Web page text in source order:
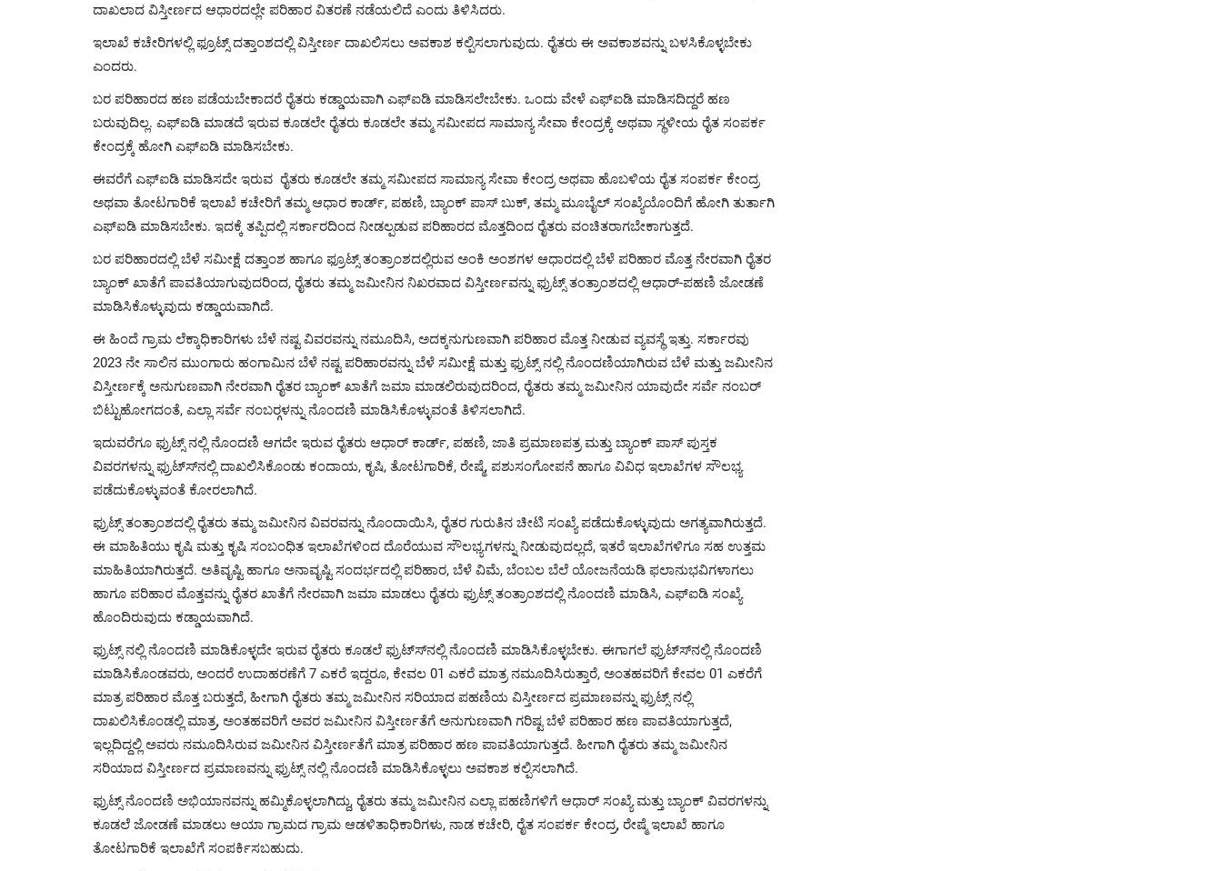
ದಾಖಲಾದ ವಿಸ್ತೀರ್ಣದ ಆಧಾರದಲ್ಲೇ ಪರಿಹಾರ ವಿತರಣೆ ನಡೆಯಲಿದೆ ಎಂದು ತಿಳಿಸಿದರು.
ಇಲಾಖೆ ಕಚೇರಿಗಳಲ್ಲಿ ಫ್ರೂಟ್ಸ್‌ ದತ್ತಾಂಶದಲ್ಲಿ ವಿಸ್ತೀರ್ಣ ದಾಖಲಿಸಲು ಅವಕಾಶ ಕಲ್ಪಿಸಲಾಗುವುದು. ರೈತರು ಈ ಅವಕಾಶವನ್ನು ಬಳಸಿಕೊಳ್ಳಬೇಕು
ಎಂದರು.
ಬರ ಪರಿಹಾರದ ಹಣ ಪಡೆಯಬೇಕಾದರೆ ರೈತರು ಕಡ್ಡಾಯವಾಗಿ ಎಫ್‌ಐಡಿ ಮಾಡಿಸಲೇಬೇಕು. ಒಂದು ವೇಳೆ ಎಫ್‌ಐಡಿ ಮಾಡಿಸದಿದ್ದರೆ ಹಣ
ಬರುವುದಿಲ್ಲ. ಎಫ್‌ಐಡಿ ಮಾಡದೆ ಇರುವ ಕೂಡಲೇ ರೈತರು ಕೂಡಲೇ ತಮ್ಮ ಸಮೀಪದ ಸಾಮಾನ್ಯ ಸೇವಾ ಕೇಂದ್ರಕ್ಕೆ ಅಥವಾ ಸ್ಥಳೀಯ ರೈತ ಸಂಪರ್ಕ
ಕೇಂದ್ರಕ್ಕೆ ಹೋಗಿ ಎಫ್‌ಐಡಿ ಮಾಡಿಸಬೇಕು.
ಈವರೆಗೆ ಎಫ್‌ಐಡಿ ಮಾಡಿಸದೇ ಇರುವ ರೈತರು ಕೂಡಲೇ ತಮ್ಮ ಸಮೀಪದ ಸಾಮಾನ್ಯ ಸೇವಾ ಕೇಂದ್ರ ಅಥವಾ ಹೊಬಳಿಯ ರೈತ ಸಂಪರ್ಕ ಕೇಂದ್ರ
ಅಥವಾ ತೋಟಗಾರಿಕೆ ಇಲಾಖೆ ಕಚೇರಿಗೆ ತಮ್ಮ ಆಧಾರ ಕಾರ್ಡ್​, ಪಹಣಿ, ಬ್ಯಾಂಕ್ ಪಾಸ್ ಬುಕ್, ತಮ್ಮ ಮೂಬೈಲ್ ಸಂಖ್ಯೆಯೊಂದಿಗೆ ಹೋಗಿ ತುರ್ತಾಗಿ
ಎಫ್‌ಐಡಿ ಮಾಡಿಸಬೇಕು. ಇದಕ್ಕೆ ತಪ್ಪಿದಲ್ಲಿ ಸರ್ಕಾರದಿಂದ ನೀಡಲ್ಪಡುವ ಪರಿಹಾರದ ಮೊತ್ತದಿಂದ ರೈತರು ವಂಚಿತರಾಗಬೇಕಾಗುತ್ತದೆ.
ಬರ ಪರಿಹಾರದಲ್ಲಿ ಬೆಳೆ ಸಮೀಕ್ಷೆ ದತ್ತಾಂಶ ಹಾಗೂ ಫ್ರೂಟ್ಸ್ ತಂತ್ರಾಂಶದಲ್ಲಿರುವ ಅಂಕಿ ಅಂಶಗಳ ಆಧಾರದಲ್ಲಿ ಬೆಳೆ ಪರಿಹಾರ ಮೊತ್ತ ನೇರವಾಗಿ ರೈತರ
ಬ್ಯಾಂಕ್ ಖಾತೆಗೆ ಪಾವತಿಯಾಗುವುದರಿಂದ, ರೈತರು ತಮ್ಮ ಜಮೀನಿನ ನಿಖರವಾದ ವಿಸ್ತೀರ್ಣವನ್ನು ಫ್ರುಟ್ಸ್ ತಂತ್ರಾಂಶದಲ್ಲಿ ಆಧಾರ್-ಪಹಣಿ ಜೋಡಣೆ
ಮಾಡಿಸಿಕೊಳ್ಳುವುದು ಕಡ್ಡಾಯವಾಗಿದೆ.
ಈ ಹಿಂದೆ ಗ್ರಾಮ ಲೆಕ್ಕಾಧಿಕಾರಿಗಳು ಬೆಳೆ ನಷ್ಟ ವಿವರವನ್ನು ನಮೂದಿಸಿ, ಅದಕ್ಕನುಗುಣವಾಗಿ ಪರಿಹಾರ ಮೊತ್ತ ನೀಡುವ ವ್ಯವಸ್ಥೆ ಇತ್ತು. ಸರ್ಕಾರವು
2023 ನೇ ಸಾಲಿನ ಮುಂಗಾರು ಹಂಗಾಮಿನ ಬೆಳೆ ನಷ್ಟ ಪರಿಹಾರವನ್ನು ಬೆಳೆ ಸಮೀಕ್ಷೆ ಮತ್ತು ಫ್ರುಟ್ಸ್ ನಲ್ಲಿ ನೊಂದಣಿಯಾಗಿರುವ ಬೆಳೆ ಮತ್ತು ಜಮೀನಿನ
ವಿಸ್ತೀರ್ಣಕ್ಕೆ ಅನುಗುಣವಾಗಿ ನೇರವಾಗಿ ರೈತರ ಬ್ಯಾಂಕ್ ಖಾತೆಗೆ ಜಮಾ ಮಾಡಲಿರುವುದರಿಂದ, ರೈತರು ತಮ್ಮ ಜಮೀನಿನ ಯಾವುದೇ ಸರ್ವೆ ನಂಬರ್
ಬಿಟ್ಟುಹೋಗದಂತೆ, ಎಲ್ಲಾ ಸರ್ವೆ ನಂಬರ್‍ಗಳನ್ನು ನೊಂದಣಿ ಮಾಡಿಸಿಕೊಳ್ಳುವಂತೆ ತಿಳಿಸಲಾಗಿದೆ.
ಇದುವರೆಗೂ ಫ್ರುಟ್ಸ್ ನಲ್ಲಿ ನೊಂದಣಿ ಆಗದೇ ಇರುವ ರೈತರು ಆಧಾರ್ ಕಾರ್ಡ್, ಪಹಣಿ, ಜಾತಿ ಪ್ರಮಾಣಪತ್ರ ಮತ್ತು ಬ್ಯಾಂಕ್ ಪಾಸ್ ಪುಸ್ತಕ
ವಿವರಗಳನ್ನು ಫ್ರುಟ್ಸ್‍ನಲ್ಲಿ ದಾಖಲಿಸಿಕೊಂಡು ಕಂದಾಯ, ಕೃಷಿ, ತೋಟಗಾರಿಕೆ, ರೇಷ್ಮೆ, ಪಶುಸಂಗೋಪನೆ ಹಾಗೂ ವಿವಿಧ ಇಲಾಖೆಗಳ ಸೌಲಭ್ಯ
ಪಡೆದುಕೊಳ್ಳುವಂತೆ ಕೋರಲಾಗಿದೆ.
ಫ್ರುಟ್ಸ್ ತಂತ್ರಾಂಶದಲ್ಲಿ ರೈತರು ತಮ್ಮ ಜಮೀನಿನ ವಿವರವನ್ನು ನೊಂದಾಯಿಸಿ, ರೈತರ ಗುರುತಿನ ಚೀಟಿ ಸಂಖ್ಯೆ ಪಡೆದುಕೊಳ್ಳುವುದು ಅಗತ್ಯವಾಗಿರುತ್ತದೆ.
ಈ ಮಾಹಿತಿಯು ಕೃಷಿ ಮತ್ತು ಕೃಷಿ ಸಂಬಂಧಿತ ಇಲಾಖೆಗಳಿಂದ ದೊರೆಯುವ ಸೌಲಭ್ಯಗಳನ್ನು ನೀಡುವುದಲ್ಲದೆ, ಇತರೆ ಇಲಾಖೆಗಳಿಗೂ ಸಹ ಉತ್ತಮ
ಮಾಹಿತಿಯಾಗಿರುತ್ತದೆ. ಅತಿವೃಷ್ಟಿ ಹಾಗೂ ಅನಾವೃಷ್ಟಿ ಸಂದರ್ಭದಲ್ಲಿ ಪರಿಹಾರ, ಬೆಳೆ ವಿಮೆ, ಬೆಂಬಲ ಬೆಲೆ ಯೋಜನೆಯಡಿ ಫಲಾನುಭವಿಗಳಾಗಲು
ಹಾಗೂ ಪರಿಹಾರ ಮೊತ್ತವನ್ನು ರೈತರ ಖಾತೆಗೆ ನೇರವಾಗಿ ಜಮಾ ಮಾಡಲು ರೈತರು ಫ್ರುಟ್ಸ್ ತಂತ್ರಾಂಶದಲ್ಲಿ ನೊಂದಣಿ ಮಾಡಿಸಿ, ಎಫ್‍ಐಡಿ ಸಂಖ್ಯೆ
ಹೊಂದಿರುವುದು ಕಡ್ಡಾಯವಾಗಿದೆ.
ಫ್ರುಟ್ಸ್ ನಲ್ಲಿ ನೊಂದಣಿ ಮಾಡಿಕೊಳ್ಳದೇ ಇರುವ ರೈತರು ಕೂಡಲೆ ಫ್ರುಟ್ಸ್‍ನಲ್ಲಿ ನೊಂದಣಿ ಮಾಡಿಸಿಕೊಳ್ಳಬೇಕು. ಈಗಾಗಲೆ ಫ್ರುಟ್ಸ್‍ನಲ್ಲಿ ನೊಂದಣಿ
ಮಾಡಿಸಿಕೊಂಡವರು, ಅಂದರೆ ಉದಾಹರಣೆಗೆ 7 ಎಕರೆ ಇದ್ದರೂ, ಕೇವಲ 01 ಎಕರೆ ಮಾತ್ರ ನಮೂದಿಸಿರುತ್ತಾರೆ, ಅಂತಹವರಿಗೆ ಕೇವಲ 01 ಎಕರೆಗೆ
ಮಾತ್ರ ಪರಿಹಾರ ಮೊತ್ತ ಬರುತ್ತದೆ, ಹೀಗಾಗಿ ರೈತರು ತಮ್ಮ ಜಮೀನಿನ ಸರಿಯಾದ ಪಹಣಿಯ ವಿಸ್ತೀರ್ಣದ ಪ್ರಮಾಣವನ್ನು ಫ್ರುಟ್ಸ್ ನಲ್ಲಿ
ದಾಖಲಿಸಿಕೊಂಡಲ್ಲಿ ಮಾತ್ರ, ಅಂತಹವರಿಗೆ ಅವರ ಜಮೀನಿನ ವಿಸ್ತೀರ್ಣತೆಗೆ ಅನುಗುಣವಾಗಿ ಗರಿಷ್ಟ ಬೆಳೆ ಪರಿಹಾರ ಹಣ ಪಾವತಿಯಾಗುತ್ತದೆ,
ಇಲ್ಲದಿದ್ದಲ್ಲಿ ಅವರು ನಮೂದಿಸಿರುವ ಜಮೀನಿನ ವಿಸ್ತೀರ್ಣತೆಗೆ ಮಾತ್ರ ಪರಿಹಾರ ಹಣ ಪಾವತಿಯಾಗುತ್ತದೆ. ಹೀಗಾಗಿ ರೈತರು ತಮ್ಮ ಜಮೀನಿನ
ಸರಿಯಾದ ವಿಸ್ತೀರ್ಣದ ಪ್ರಮಾಣವನ್ನು ಫ್ರುಟ್ಸ್ ನಲ್ಲಿ ನೊಂದಣಿ ಮಾಡಿಸಿಕೊಳ್ಳಲು ಅವಕಾಶ ಕಲ್ಪಿಸಲಾಗಿದೆ.
ಫ್ರುಟ್ಸ್ ನೊಂದಣಿ ಅಭಿಯಾನವನ್ನು ಹಮ್ಮಿಕೊಳ್ಳಲಾಗಿದ್ದು, ರೈತರು ತಮ್ಮ ಜಮೀನಿನ ಎಲ್ಲಾ ಪಹಣಿಗಳಿಗೆ ಆಧಾರ್ ಸಂಖ್ಯೆ ಮತ್ತು ಬ್ಯಾಂಕ್ ವಿವರಗಳನ್ನು
ಕೂಡಲೆ ಜೋಡಣೆ ಮಾಡಲು ಆಯಾ ಗ್ರಾಮದ ಗ್ರಾಮ ಆಡಳಿತಾಧಿಕಾರಿಗಳು, ನಾಡ ಕಚೇರಿ, ರೈತ ಸಂಪರ್ಕ ಕೇಂದ್ರ, ರೇಷ್ಮೆ ಇಲಾಖೆ ಹಾಗೂ
ತೋಟಗಾರಿಕೆ ಇಲಾಖೆಗೆ ಸಂಪರ್ಕಿಸಬಹುದು.